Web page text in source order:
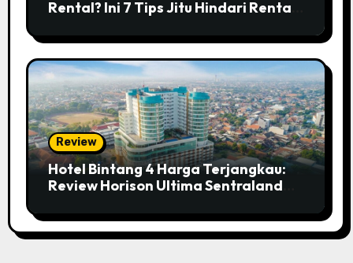
Rental? Ini 7 Tips Jitu Hindari Rental
Review
Hotel Bintang 4 Harga Terjangkau:
Review Horison Ultima Sentraland